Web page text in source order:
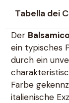
Tabella dei
Der
ein typisches
durch ein
Farbe
italienische